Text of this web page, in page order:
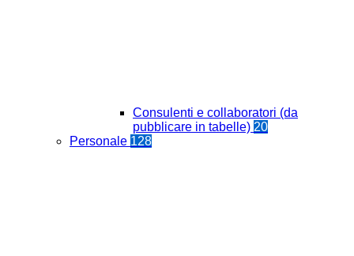
Consulenti e collaboratori (da
pubblicare in tabelle) 20
Personale 128